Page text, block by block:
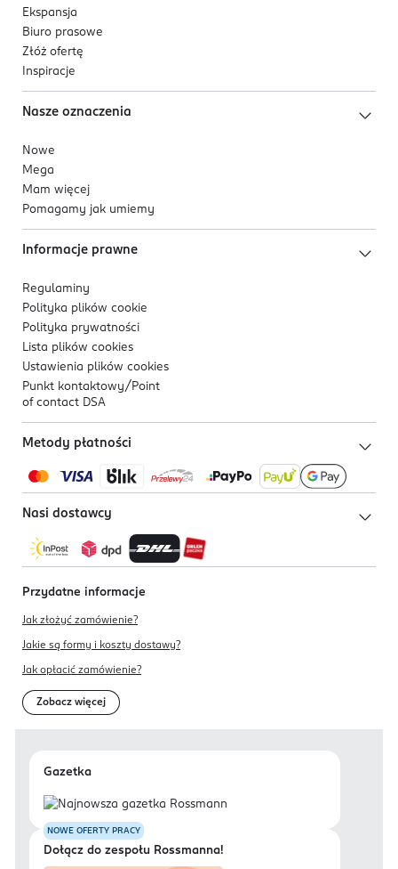
Ekspansja
Biuro prasowe
Złóż ofertę
Inspiracje
Nasze oznaczenia
Nowe
Mega
Mam więcej
Pomagamy jak umiemy
Informacje prawne
Regulaminy
Polityka plików cookie
Polityka prywatności
Lista plików cookies
Ustawienia plików cookies
Punkt kontaktowy/ Point
of contact DSA
Metody płatności
Nasi dostawcy
Przydatne informacje
Jak złożyć zamówienie?
Jakie są formy i koszty dostawy?
Jak opłacić zamówienie?
Zobacz więcej
Gazetka
NOWE OFERTY PRACY
Dołącz do zespołu Rossmanna!